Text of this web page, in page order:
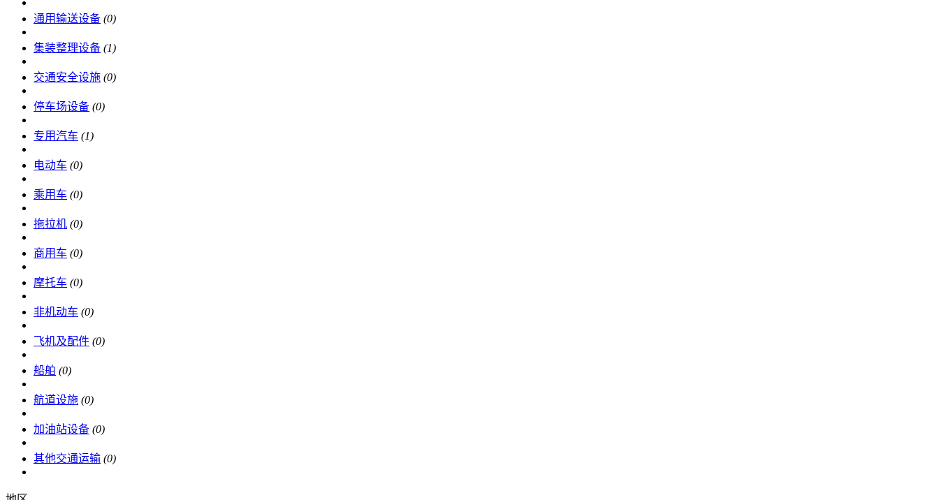
通用输送设备 (0)
集装整理设备 (1)
交通安全设施 (0)
停车场设备 (0)
专用汽车 (1)
电动车 (0)
乘用车 (0)
拖拉机 (0)
商用车 (0)
摩托车 (0)
非机动车 (0)
飞机及配件 (0)
船舶 (0)
航道设施 (0)
加油站设备 (0)
其他交通运输 (0)